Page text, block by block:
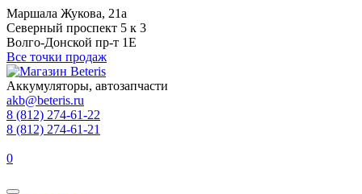
Маршала Жукова, 21а
Северный проспект 5 к 3
Волго-Донской пр-т 1Е
Все точки продаж
Аккумуляторы, автозапчасти
akb@beteris.ru
8 (812) 274-61-22
8 (812) 274-61-21
0